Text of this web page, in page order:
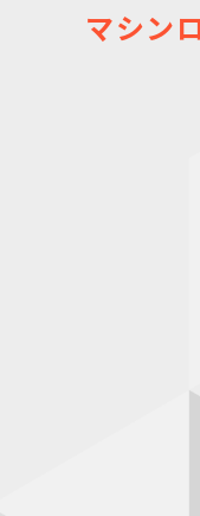
LINK
チョコボック
マシン